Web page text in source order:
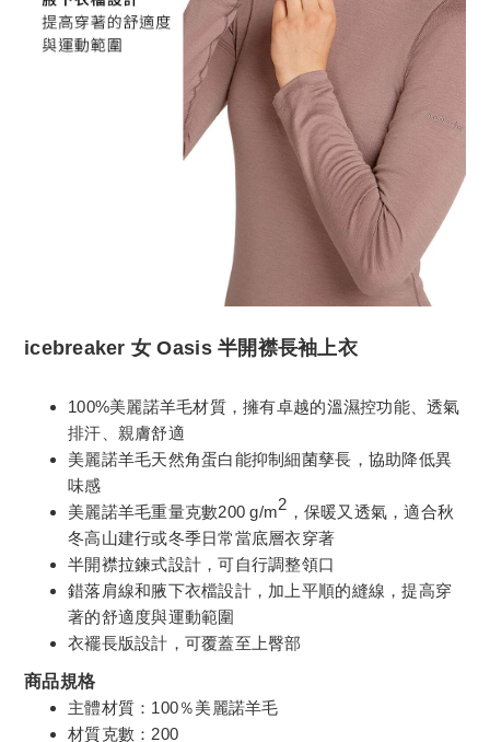
icebreaker 女 Oasis 半開襟長袖上衣
100%美麗諾羊毛材質，擁有卓越的溫濕控功能、透氣
排汗、親膚舒適
美麗諾羊毛天然角蛋白能抑制細菌孳長，協助降低異
味感
美麗諾羊毛重量克數200 g/m2 ，保暖又透氣，適合秋
冬高山建行或冬季日常當底層衣穿著
半開襟拉鍊式設計，可自行調整領口
錯落肩線和腋下衣檔設計，加上平順的縫線，提高穿
著的舒適度與運動範圍
衣襬長版設計，可覆蓋至上臀部
商品規格
主體材質：100％美麗諾羊毛
材質克數：200